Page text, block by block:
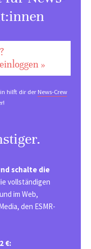
»
hilft dir derNews-Crew
schalte die
vollständigen
im Web,
den ESMR-
€: